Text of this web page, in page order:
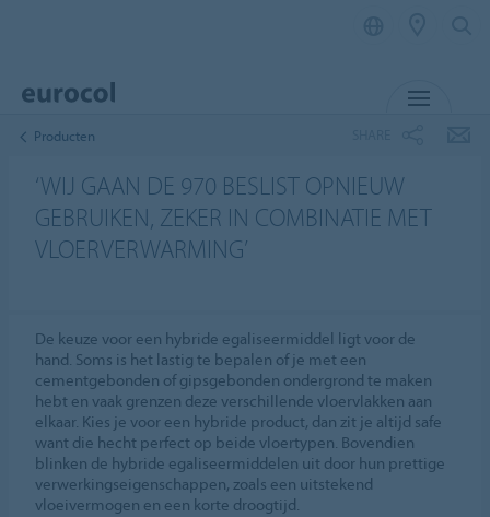
Producten
‘WIJ GAAN DE 970 BESLIST OPNIEUW
GEBRUIKEN, ZEKER IN COMBINATIE MET
VLOERVERWARMING’
De keuze voor een hybride egaliseermiddel ligt voor de
hand. Soms is het lastig te bepalen of je met een
cementgebonden of gipsgebonden ondergrond te maken
hebt en vaak grenzen deze verschillende vloervlakken aan
elkaar. Kies je voor een hybride product, dan zit je altijd safe
want die hecht perfect op beide vloertypen. Bovendien
blinken de hybride egaliseermiddelen uit door hun prettige
verwerkingseigenschappen, zoals een uitstekend
vloeivermogen en een korte droogtijd.